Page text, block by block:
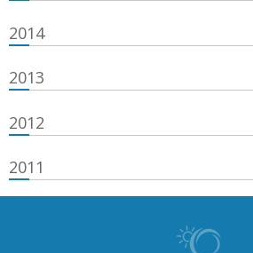
2014
2013
2012
2011